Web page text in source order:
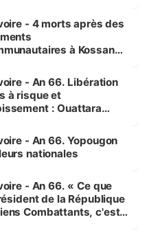
futures »
- 4 morts après des
à Kossandji
sinistrés
- An 66. Libération
à risque et
: Ouattara
pour préserver les
»
- An 66. Yopougon
nationales
- An 66. « Ce que
de la République
Combattants, c'est